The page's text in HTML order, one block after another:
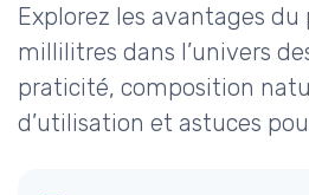
Explorez les avantages
millilitres dans l’univers
praticité, composition
d’utilisation et astuces